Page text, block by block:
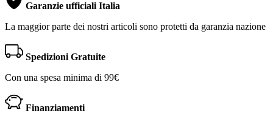
Garanzie ufficiali Italia
La maggior parte dei nostri articoli sono protetti da garanzia nazione
Spedizioni Gratuite
Con una spesa minima di 99€
Finanziamenti